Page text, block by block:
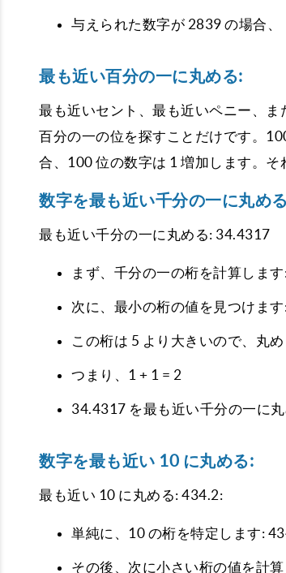
与えられた数字が 2839 の場合
最も近い百分の一に丸める:
最も近いセント、最も近いペニー、
百分の一の位を探すことだけです。
合、100 位の数字は 1 増加します。そ
数字を最も近い千分の一に丸め
最も近い千分の一に丸める: 34.4317
まず、千分の一の桁を計算しま
次に、最小の桁の値を見つけま
この桁は 5 より大きいので、丸
つまり、1 + 1 = 2
34.4317 を最も近い千分の一に
数字を最も近い 10 に丸める:
最も近い 10 に丸める: 434.2:
単純に、10 の桁を特定します:
その後、次に小さい桁の値を計